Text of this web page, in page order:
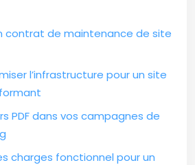
contrat de maintenance de site
l’infrastructure pour un site
PDF dans vos campagnes de
charges fonctionnel pour un